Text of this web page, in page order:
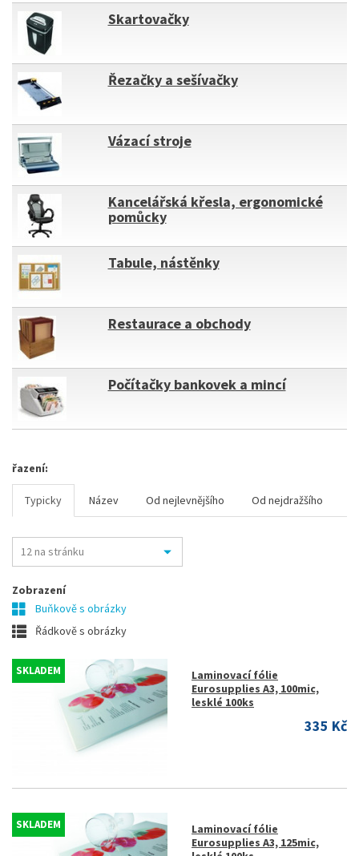
Skartovačky
Řezačky a sešívačky
Vázací stroje
Kancelářská křesla, ergonomické
pomůcky
Tabule, nástěnky
Restaurace a obchody
Počítačky bankovek a mincí
řazení:
Typicky Název Od nejlevnějšího Od nejdražšího
Zobrazení
Buňkově s obrázky
Řádkově s obrázky
SKLADEM
Laminovací fólie
Eurosupplies A3, 100mic,
lesklé 100ks
335 Kč
SKLADEM
Laminovací fólie
Eurosupplies A3, 125mic,